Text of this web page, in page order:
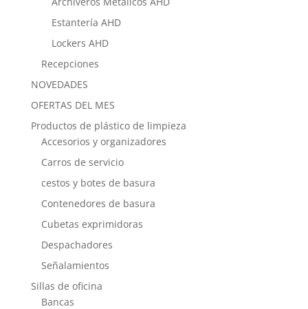
Estantería AHD
Lockers AHD
Recepciones
NOVEDADES
OFERTAS DEL MES
Productos de plástico de limpieza
Accesorios y organizadores
Carros de servicio
cestos y botes de basura
Contenedores de basura
Cubetas exprimidoras
Despachadores
Señalamientos
Sillas de oficina
Bancas